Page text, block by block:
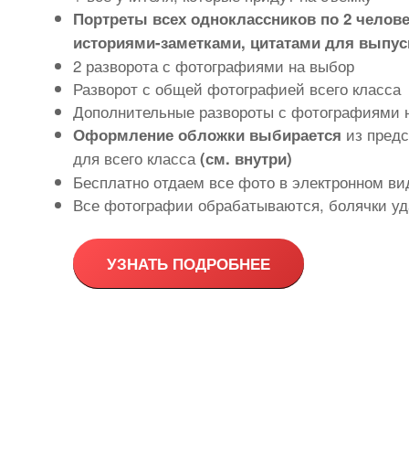
Портреты всех одноклассников по 2
историями-заметками, цитатами для
2 разворота с фотографиями на выбор
Разворот с общей фотографией всего класса
Дополнительные развороты с фотографиями
Оформление обложки выбирается из
для всего класса (см. внутри)
Бесплатно отдаем все фото в электронном
Все фотографии обрабатываются, болячки
УЗНАТЬ ПОДРОБНЕЕ